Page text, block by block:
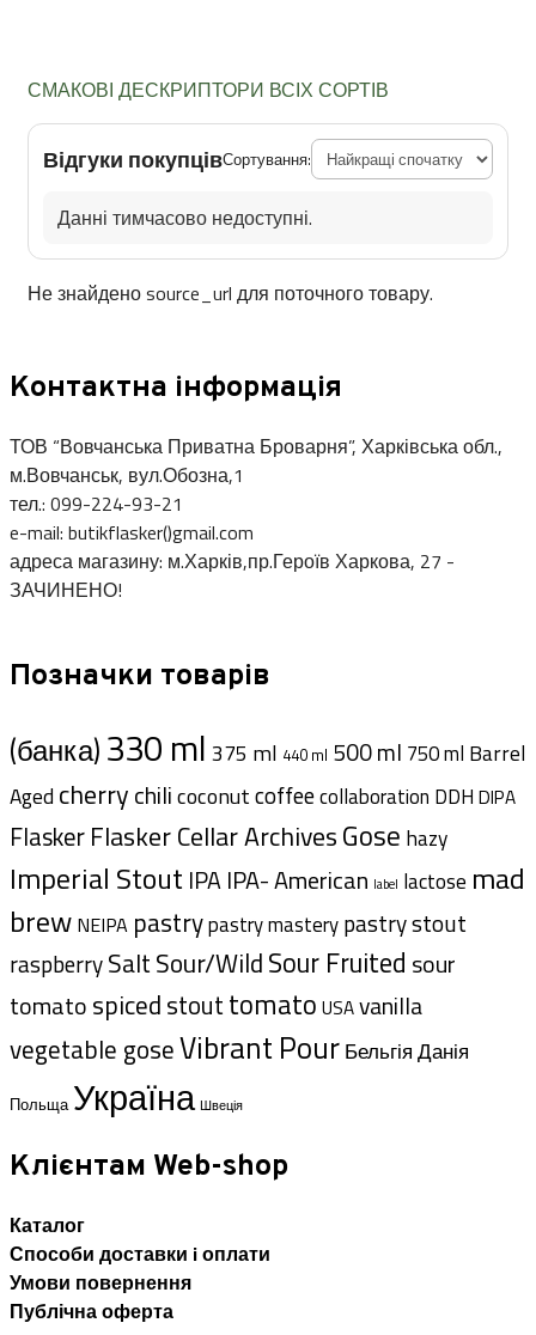
СМАКОВІ ДЕСКРИПТОРИ ВСІХ СОРТІВ
Відгуки покупцівСортування:
Данні тимчасово недоступні.
Не знайдено source_url для поточного товару.
Контактна інформація
ТОВ “Вовчанська Приватна Броварня”, Харківська обл.,
м.Вовчанськ, вул.Обозна,1
тел.: 099-224-93-21
e-mail: butikflasker()gmail.com
адреса магазину: м.Харків,пр.Героїв Харкова, 27 -
ЗАЧИНЕНО!
Позначки товарів
(банка)330 ml 375 ml 440 ml 500 ml 750 ml Barrel
Aged cherrychilicoconutcoffeecollaboration DDH DIPA
FlaskerFlasker Cellar ArchivesGose hazy
Imperial Stout IPA IPA- American label lactose mad
brew NEIPA pastrypastry masterypastry stout
raspberrySaltSour/WildSour Fruited sour
tomatospicedstouttomato USAvanilla
vegetable goseVibrant PourБельгіяДанія
Польща Україна Швеція
Клієнтам Web-shop
Каталог
Способи доставки i оплати
Умови повернення
Публічна оферта